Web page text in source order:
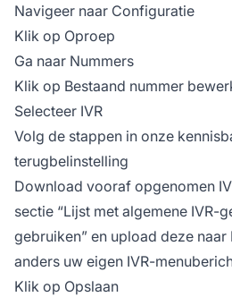
Navigeer naar Configuratie
Klik op Oproep
Ga naar Nummers
Klik op Bestaand nummer
Selecteer IVR
Volg de stappen in onze
terugbelinstelling
Download vooraf opgenomen
sectie “Lijst met algemene IVR-
gebruiken” en upload deze
anders uw eigen IVR-
Klik op Opslaan